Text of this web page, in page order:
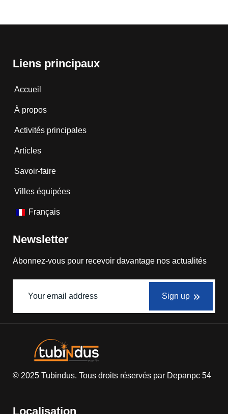
Liens principaux
Accueil
À propos
Activités principales
Articles
Savoir-faire
Villes équipées
Français
Newsletter
Abonnez-vous pour recevoir davantage nos actualités
Sign up
© 2025 Tubindus. Tous droits réservés par Depanpc 54
Localisation